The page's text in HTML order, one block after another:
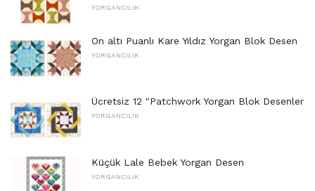
YORGANCILIK
On altı Puanlı Kare Yıldız Yorgan Blok Desen
YORGANCILIK
Ücretsiz 12 "Patchwork Yorgan Blok Desenler
YORGANCILIK
Küçük Lale Bebek Yorgan Desen
YORGANCILIK